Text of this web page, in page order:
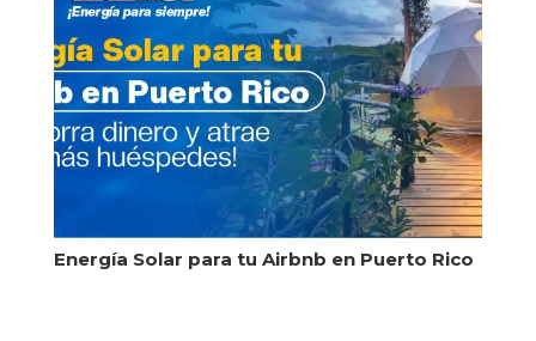
Energía Solar para tu Airbnb en Puerto Rico